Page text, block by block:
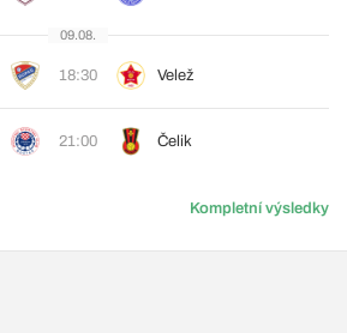
09.08.
18:30 Velež
21:00 Čelik
Kompletní výsledky